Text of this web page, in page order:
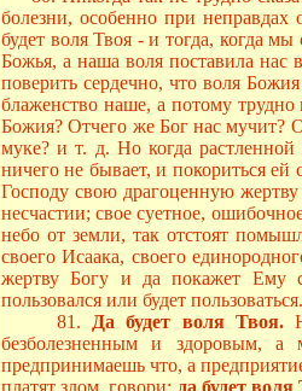
болезни, особенно при неправдах
будет воля Твоя - и тогда, когда
Божья, а наша воля поставила нас
поверить сердечно, что воля
блаженство наше, а потому
Божия? Отчего же Бог нас мучит?
муке? и т. д. Но когда
ничего не бывает, и покориться ей
Господу свою драгоценную
несчастии; свое суетное,
небо от земли, так отстоят
своего Исаака, своего
жертву Богу и да покажет Ему
пользовался или будет пользоваться.
81.
Да будет воля Твоя.
безболезненным и здоровым,
предпринимаешь что, а
платят злом, говори: да будет